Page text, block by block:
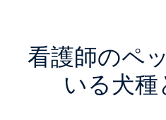
看護師のペ
いる犬